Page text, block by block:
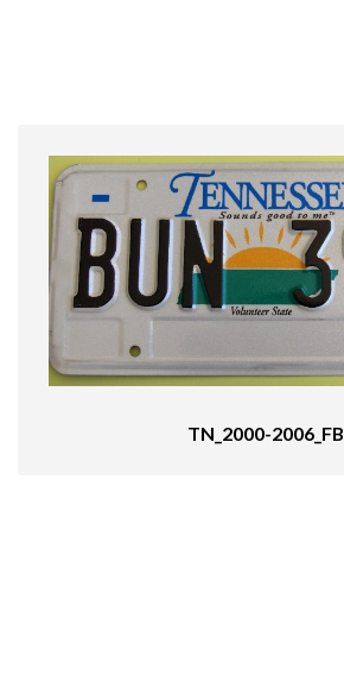
TN_2000-2006_FB